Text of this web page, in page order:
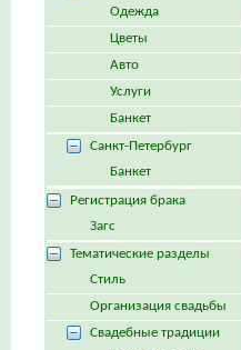
Одежда
Цветы
Авто
Услуги
Банкет
Санкт-Петербург
Банкет
Регистрация брака
Загс
Тематические разделы
Стиль
Организация свадьбы
Свадебные традиции